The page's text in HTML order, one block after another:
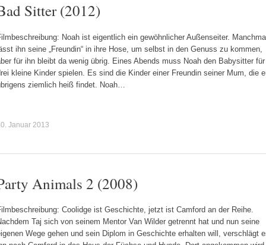
Sitter (2012)
Noah ist eigentlich ein gewöhnlicher Außenseiter.
ihn seine „Freundin“ in ihre Hose, um selbst in den Genuss zu kommen,
für ihn bleibt da wenig übrig. Eines Abends muss Noah den Babysitter für
kleine Kinder spielen. Es sind die Kinder einer Freundin seiner Mum, die
ziemlich heiß findet. Noah…
Januar 2013
Animals 2 (2008)
Coolidge ist Geschichte, jetzt ist Camford an der Reihe.
Taj sich von seinem Mentor Van Wilder getrennt hat und nun seine
Wege gehen und sein Diplom in Geschichte erhalten will, verschlägt